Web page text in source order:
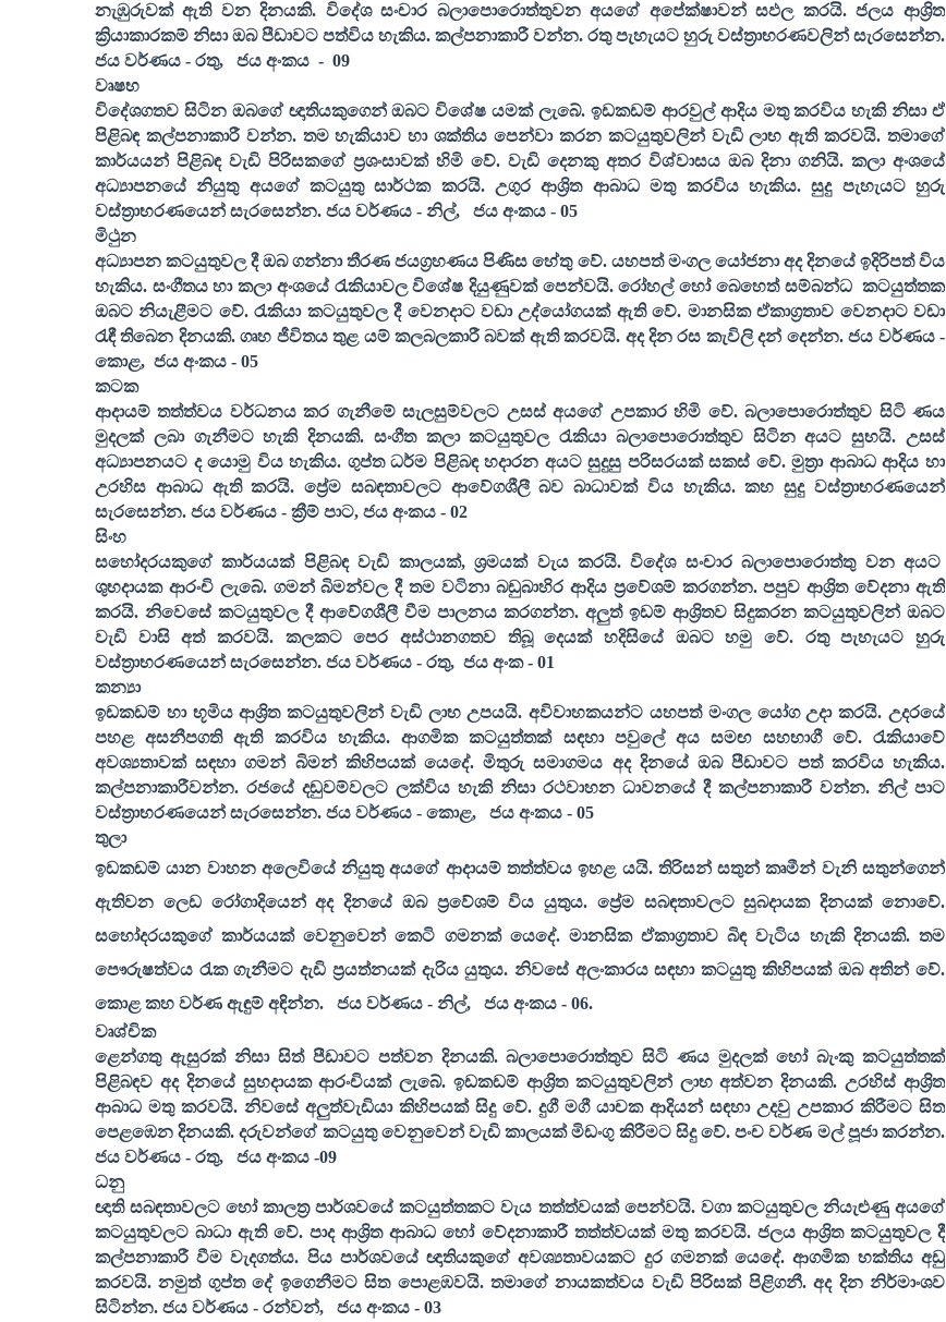
නැඹුරුවක් ඇති වන දිනයකි. විදේශ සංචාර බලාපොරොත්තුවන අයගේ අපේක්ෂාවන් සඵල කරයි. ජලය ආශ්‍රිත
ක්‍රියාකාරකම් නිසා ඔබ පීඩාවට පත්විය හැකිය. කල්පනාකාරී වන්න. රතු පැහැයට හුරු වස්ත්‍රාභරණවලින් සැරසෙන්න.
ජය වර්ණය - රතු, ජය අංකය - 09
වෘෂභ
විදේශගතව සිටින ඔබගේ ඥාතියකුගෙන් ඔබට විශේෂ යමක් ලැබේ. ඉඩකඩම් ආරවුල් ආදිය මතු කරවිය හැකි නිසා ඒ
පිළිබඳ කල්පනාකාරී වන්න. තම හැකියාව හා ශක්තිය පෙන්වා කරන කටයුතුවලින් වැඩි ලාභ ඇති කරවයි. තමාගේ
කාර්යයන් පිළිබඳ වැඩි පිරිසකගේ ප්‍රශංසාවක් හිමි වේ. වැඩි දෙනකු අතර විශ්වාසය ඔබ දිනා ගනියි. කලා අංශයේ
අධ්‍යාපනයේ නියුතු අයගේ කටයුතු සාර්ථක කරයි. උගුර ආශ්‍රිත ආබාධ මතු කරවිය හැකිය. සුදු පැහැයට හුරු
වස්ත්‍රාභරණයෙන් සැරසෙන්න. ජය වර්ණය - නිල්, ජය අංකය - 05
මිථුන
අධ්‍යාපන කටයුතුවල දී ඔබ ගන්නා තීරණ ජයග්‍රහණය පිණිස හේතු වේ. යහපත් මංගල යෝජනා අද දිනයේ ඉදිරිපත් විය
හැකිය. සංගීතය හා කලා අංශයේ රැකියාවල විශේෂ දියුණුවක් පෙන්වයි. රෝහල් හෝ බෙහෙත් සම්බන්ධ කටයුත්තක
ඔබට නියැළීමට වේ. රැකියා කටයුතුවල දී වෙනදාට වඩා උද්යෝගයක් ඇති වේ. මානසික ඒකාග්‍රතාව වෙනදාට වඩා
රැඳී තිබෙන දිනයකි. ගෘහ ජීවිතය තුළ යම් කලබලකාරී බවක් ඇති කරවයි. අද දින රස කැවිලි දන් දෙන්න. ජය වර්ණය -
කොළ, ජය අංකය - 05
කටක
ආදායම් තත්ත්වය වර්ධනය කර ගැනීමේ සැලසුම්වලට උසස් අයගේ උපකාර හිමි වේ. බලාපොරොත්තුව සිටි ණය
මුදලක් ලබා ගැනීමට හැකි දිනයකි. සංගීත කලා කටයුතුවල රැකියා බලාපොරොත්තුව සිටින අයට සුභයි. උසස්
අධ්‍යාපනයට ද යොමු විය හැකිය. ගුප්ත ධර්ම පිළිබඳ හදාරන අයට සුදුසු පරිසරයක් සකස් වේ. මුත්‍රා ආබාධ ආදිය හා
උරහිස ආබාධ ඇති කරයි. ප්‍රේම සබඳතාවලට ආවේගශීලී බව බාධාවක් විය හැකිය. කහ සුදු වස්ත්‍රාභරණයෙන්
සැරසෙන්න. ජය වර්ණය - ක්‍රීම් පාට, ජය අංකය - 02
සිංහ
සහෝදරයකුගේ කාර්යයක් පිළිබඳ වැඩි කාලයක්,ශ්‍රමයක් වැය කරයි. විදේශ සංචාර බලාපොරොත්තු වන අයට
ශුභදායක ආරංචි ලැබේ. ගමන් බිමන්වල දී තම වටිනා බඩුබාහිර ආදිය ප්‍රවේශම් කරගන්න. පපුව ආශ්‍රිත වේදනා ඇති
කරයි. නිවෙසේ කටයුතුවල දී ආවේගශීලී වීම පාලනය කරගන්න. අලුත් ඉඩම් ආශ්‍රිතව සිදුකරන කටයුතුවලින් ඔබට
වැඩි වාසි අත් කරවයි. කලකට පෙර අස්ථානගතව තිබූ දෙයක් හදිසියේ ඔබට හමු වේ. රතු පැහැයට හුරු
වස්ත්‍රාභරණයෙන් සැරසෙන්න. ජය වර්ණය - රතු, ජය අංක - 01
කන්‍යා
ඉඩකඩම් හා භූමිය ආශ්‍රිත කටයුතුවලින් වැඩි ලාභ උපයයි. අවිවාහකයන්ට යහපත් මංගල යෝග උදා කරයි. උදරයේ
පහළ අසනීපගති ඇති කරවිය හැකිය. ආගමික කටයුත්තක් සඳහා පවුලේ අය සමඟ සහභාගී වේ. රැකියාවේ
අවශ්‍යතාවක් සඳහා ගමන් බිමන් කිහිපයක් යෙදේ. මිතුරු සමාගමය අද දිනයේ ඔබ පීඩාවට පත් කරවිය හැකිය.
කල්පනාකාරීවන්න. රජයේ දඬුවම්වලට ලක්විය හැකි නිසා රථවාහන ධාවනයේ දී කල්පනාකාරී වන්න. නිල් පාට
වස්ත්‍රාභරණයෙන් සැරසෙන්න. ජය වර්ණය - කොළ, ජය අංකය - 05
තුලා
ඉඩකඩම් යාන වාහන අලෙවියේ නියුතු අයගේ ආදායම් තත්ත්වය ඉහළ යයි. තිරිසන් සතුන් කෘමීන් වැනි සතුන්ගෙන්
ඇතිවන ලෙඩ රෝගාදියෙන් අද දිනයේ ඔබ ප්‍රවේශම් විය යුතුය. ප්‍රේම සබඳතාවලට සුබදායක දිනයක් නොවේ.
සහෝදරයකුගේ කාර්යයක් වෙනුවෙන් කෙටි ගමනක් යෙදේ. මානසික ඒකාග්‍රතාව බිඳ වැටිය හැකි දිනයකි. තම
පෞරුෂත්වය රැක ගැනීමට දැඩි ප්‍රයත්නයක් දැරිය යුතුය. නිවසේ අලංකාරය සඳහා කටයුතු කිහිපයක් ඔබ අතින් වේ.
කොළ කහ වර්ණ ඇඳුම් අඳින්න.
ජය වර්ණය - නිල්, ජය අංකය - 06.
වෘශ්චික
ළෙන්ගතු ඇසුරක් නිසා සිත් පීඩාවට පත්වන දිනයකි. බලාපොරොත්තුව සිටි ණය මුදලක් හෝ බැංකු කටයුත්තක්
පිළිබඳව අද දිනයේ සුභදායක ආරංචියක් ලැබේ. ඉඩකඩම් ආශ්‍රිත කටයුතුවලින් ලාභ අත්වන දිනයකි. උරහිස් ආශ්‍රිත
ආබාධ මතු කරවයි. නිවසේ අලුත්වැඩියා කිහිපයක් සිදු වේ. දුගී මගී යාචක ආදියන් සඳහා උදවු උපකාර කිරීමට සිත
පෙළඹෙන දිනයකි. දරුවන්ගේ කටයුතු වෙනුවෙන් වැඩි කාලයක් මිඩංගු කිරීමට සිදු වේ. පංච වර්ණ මල් පූජා කරන්න.
ජය වර්ණය - රතු, ජය අංකය -09
ධනු
ඥාති සබඳතාවලට හෝ කාලත්‍ර පාර්ශවයේ කටයුත්තකට වැය තත්ත්වයක් පෙන්වයි. වගා කටයුතුවල නියැළුණු අයගේ
කටයුතුවලට බාධා ඇති වේ. පාද ආශ්‍රිත ආබාධ හෝ වේදනාකාරී තත්ත්වයක් මතු කරවයි. ජලය ආශ්‍රිත කටයුතුවල දී
කල්පනාකාරී වීම වැදගත්ය. පිය පාර්ශවයේ ඥාතියකුගේ අවශ්‍යතාවයකට දුර ගමනක් යෙදේ. ආගමික භක්තිය අඩු
කරවයි. නමුත් ගුප්ත දේ ඉගෙනීමට සිත පොළඹවයි. තමාගේ නායකත්වය වැඩි පිරිසක් පිළිගනී. අද දින නිර්මාංශව
සිටින්න. ජය වර්ණය - රන්වන්, ජය අංකය - 03